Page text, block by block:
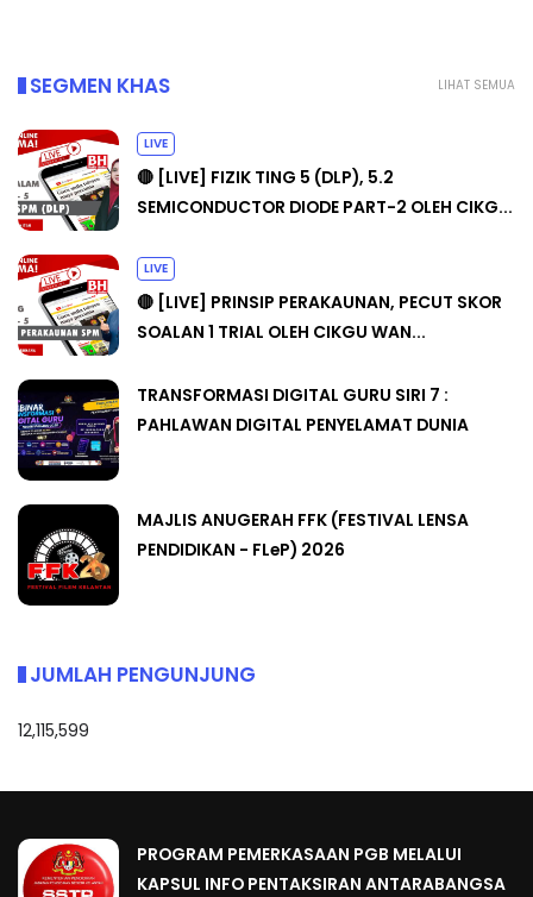
LIHAT SEMUA
SEGMEN KHAS
LIVE
🔴 [LIVE] FIZIK TING 5 (DLP), 5.2
SEMICONDUCTOR DIODE PART-2 OLEH CIKG...
LIVE
🔴 [LIVE] PRINSIP PERAKAUNAN, PECUT SKOR
SOALAN 1 TRIAL OLEH CIKGU WAN...
TRANSFORMASI DIGITAL GURU SIRI 7 :
PAHLAWAN DIGITAL PENYELAMAT DUNIA
MAJLIS ANUGERAH FFK (FESTIVAL LENSA
PENDIDIKAN - FLeP) 2026
JUMLAH PENGUNJUNG
12,115,599
PROGRAM PEMERKASAAN PGB MELALUI
KAPSUL INFO PENTAKSIRAN ANTARABANGSA